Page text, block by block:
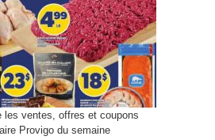
les ventes, offres et coupons
Provigo du semaine